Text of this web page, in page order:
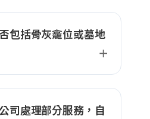
包括骨灰龕位或墓地
司處理部分服務，自